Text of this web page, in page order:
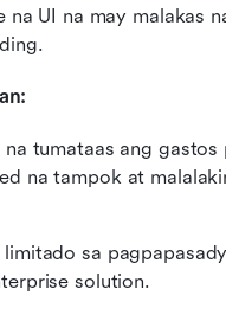
na UI na may malakas
na tumataas ang gastos
na tampok at
sa
solution.